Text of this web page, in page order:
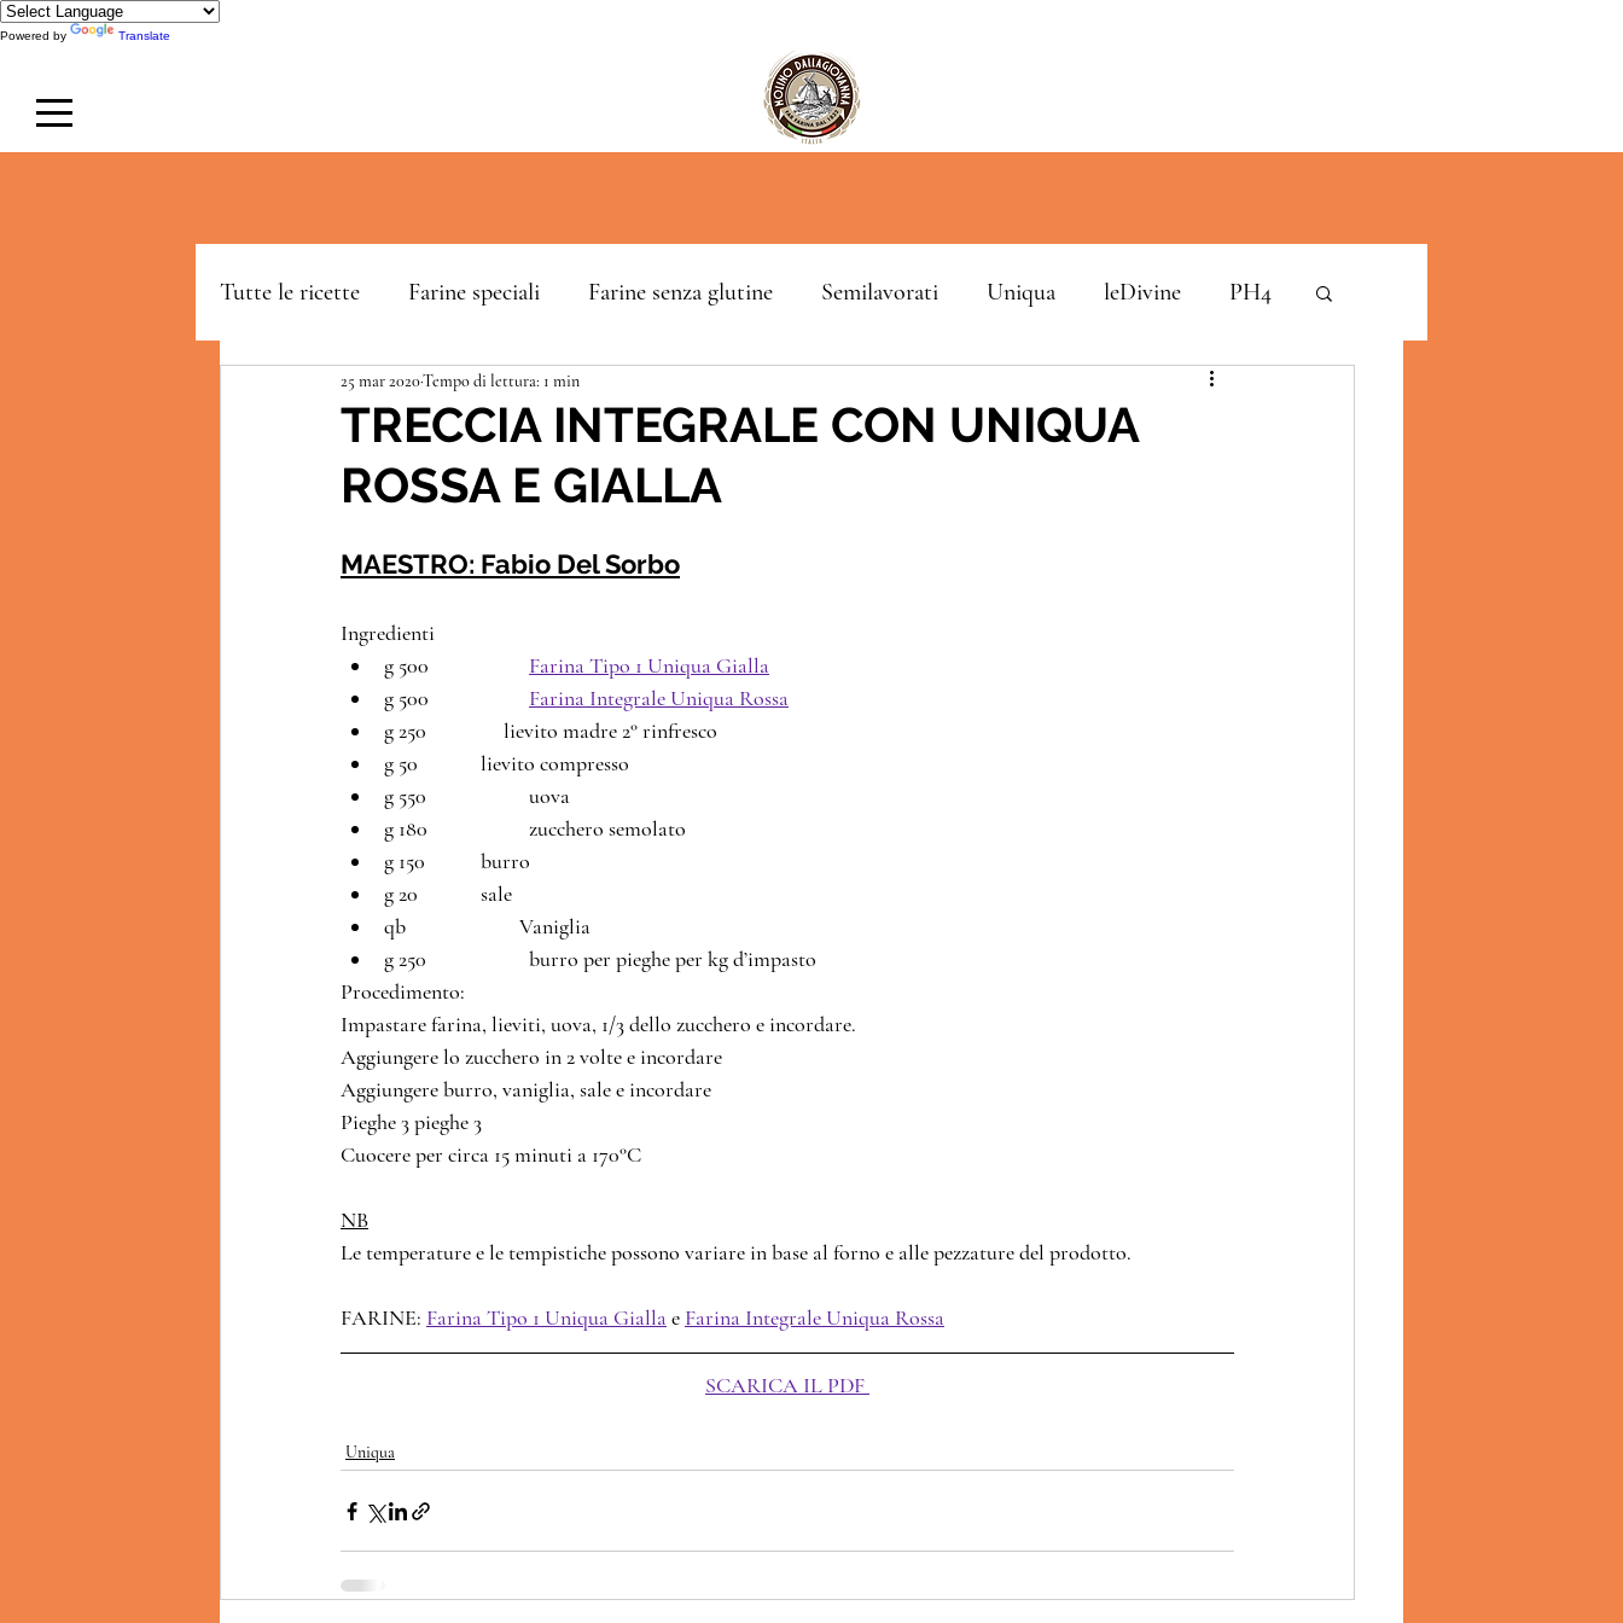
Powered by Translate
Tutte le ricette Farine speciali Farine senza glutine Semilavorati Uniqua leDivine PH4
LeDolcissime Blackery
TRECCIA INTEGRALE CON UNIQUA
ROSSA E GIALLA
25 mar 2020Tempo di lettura: 1 min
MAESTRO: Fabio Del Sorbo
Ingredienti
Farina Tipo 1 Uniqua Gialla
Farina Integrale Uniqua Rossa
g 250                lievito madre 2° rinfresco
g 50 		lievito compresso
g 550 		uova
g 180 		zucchero semolato
g 150		burro
g 20 		sale
qb 		        Vaniglia
g 250 		burro per pieghe per kg d’impasto
Procedimento:
Impastare farina, lieviti, uova, 1/3 dello zucchero e incordare.
Aggiungere lo zucchero in 2 volte e incordare
Aggiungere burro, vaniglia, sale e incordare
Pieghe 3 pieghe 3
Cuocere per circa 15 minuti a 170°C
NB
Le temperature e le tempistiche possono variare in base al forno e alle pezzature del prodotto.
FARINE: Farina Tipo 1 Uniqua Gialla e Farina Integrale Uniqua Rossa
SCARICA IL PDF
Uniqua